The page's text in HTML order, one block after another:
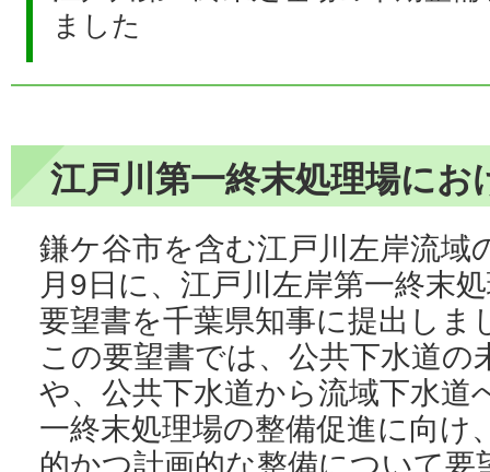
ました
江戸川第一終末処理場にお
鎌ケ谷市を含む江戸川左岸流域
月9日に、江戸川左岸第一終末
要望書を千葉県知事に提出しま
この要望書では、公共下水道の
や、公共下水道から流域下水道
一終末処理場の整備促進に向け
的かつ計画的な整備について要